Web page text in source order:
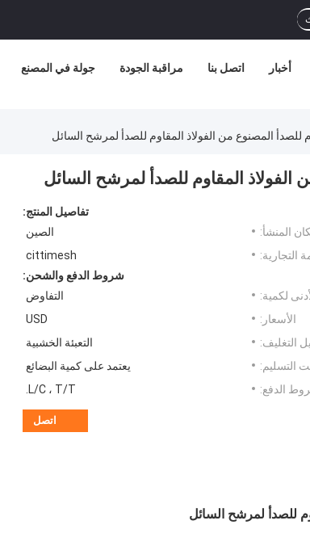
جولة في المصنع مراقبة الجودة اتصل بنا أخبار
للصدأ المصنوع من الفولاذ المقاوم للصدأ لمرشح السائل
الفولاذ المقاوم للصدأ لمرشح السائل
تفاصيل المنتج:
المنشأ:
الصين
التجارية:
cittimesh
شروط الدفع والشحن:
لكمية:
التفاوض
الأسعار:
USD
التغليف:
التعبئة الخشبية
التسليم:
يعتمد على كمية البضائع
الدفع:
L/C ، T/T.
اتصل
للصدأ لمرشح السائل